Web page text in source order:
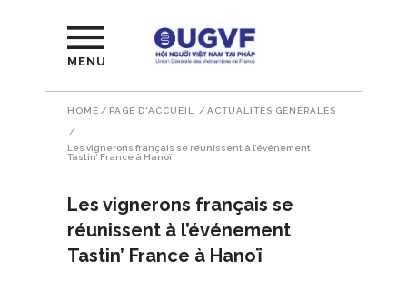
MENU
HOME / PAGE D'ACCUEIL / ACTUALITÉS GÉNÉRALES
/
Les vignerons français se réunissent à l’événement
Tastin’ France à Hanoï
Les vignerons français se
réunissent à l’événement
Tastin’ France à Hanoï